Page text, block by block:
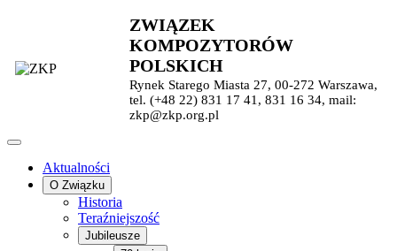
ZWIĄZEK
KOMPOZYTORÓW
POLSKICH
Rynek Starego Miasta 27, 00-272 Warszawa,
tel. (+48 22) 831 17 41, 831 16 34, mail:
zkp@zkp.org.pl
Aktualności
O Związku
Historia
Teraźniejszość
Jubileusze